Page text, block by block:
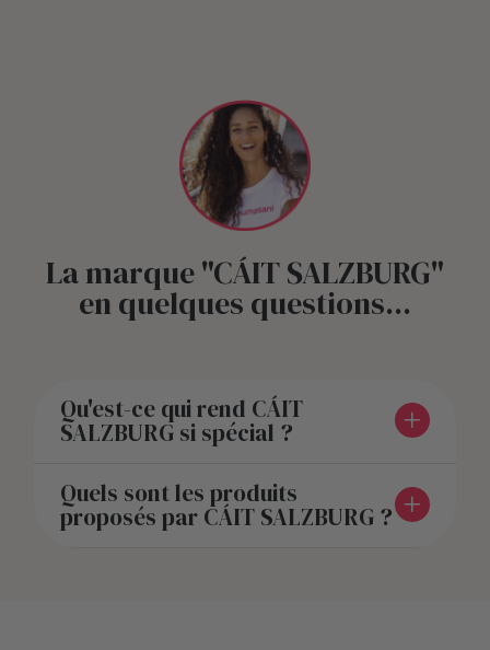
La marque "CÁIT SALZBURG"
en quelques questions...
Qu'est-ce qui rend CÁIT
SALZBURG si spécial ?
Quels sont les produits
proposés par CÁIT SALZBURG ?